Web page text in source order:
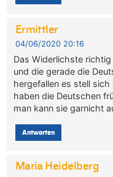
Ermittler
04/06/2020 20:16
Das Widerlichste
und die gerade die
hergefallen es stell
haben die Deutschen
man kann sie garnicht
Antworten
Maria Heidelberg